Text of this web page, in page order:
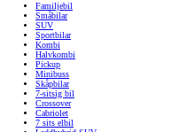
Familjebil
Småbilar
SUV
Sportbilar
Kombi
Halvkombi
Pickup
Minibuss
Skåpbilar
7-sitsig bil
Crossover
Cabriolet
7 sits elbil